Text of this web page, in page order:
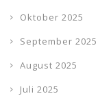
Oktober 2025
September 2025
August 2025
Juli 2025